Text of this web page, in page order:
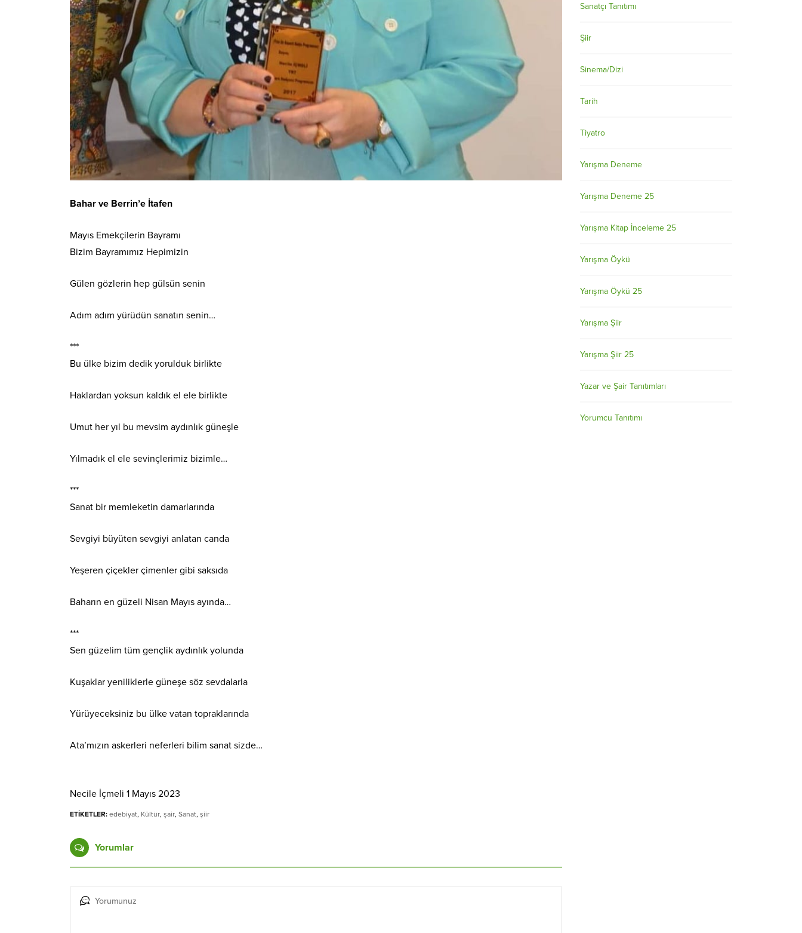
Bahar ve Berrin’e İtafen
Mayıs Emekçilerin Bayramı
Bizim Bayramımız Hepimizin
Gülen gözlerin hep gülsün senin
Adım adım yürüdün sanatın senin…
***
Bu ülke bizim dedik yorulduk birlikte
Haklardan yoksun kaldık el ele birlikte
Umut her yıl bu mevsim aydınlık güneşle
Yılmadık el ele sevinçlerimiz bizimle…
***
Sanat bir memleketin damarlarında
Sevgiyi büyüten sevgiyi anlatan canda
Yeşeren çiçekler çimenler gibi saksıda
Baharın en güzeli Nisan Mayıs ayında…
***
Sen güzelim tüm gençlik aydınlık yolunda
Kuşaklar yeniliklerle güneşe söz sevdalarla
Yürüyeceksiniz bu ülke vatan topraklarında
Ata’mızın askerleri neferleri bilim sanat sizde…
Necile İçmeli 1 Mayıs 2023
ETİKETLER: edebiyat, Kültür, şair, Sanat, şiir
Yorumlar
Sanatçı Tanıtımı
Şiir
Sinema/Dizi
Tarih
Tiyatro
Yarışma Deneme
Yarışma Deneme 25
Yarışma Kitap İnceleme 25
Yarışma Öykü
Yarışma Öykü 25
Yarışma Şiir
Yarışma Şiir 25
Yazar ve Şair Tanıtımları
Yorumcu Tanıtımı